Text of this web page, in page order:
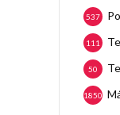
537
111
50
1850